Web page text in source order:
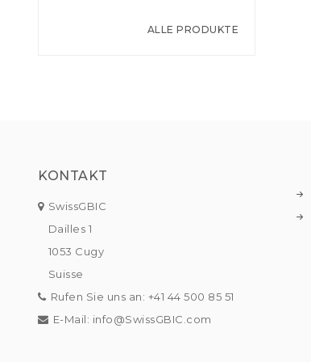
ALLE PRODUKTE
KONTAKT
SwissGBIC
Dailles 1
1053 Cugy
Suisse
Rufen Sie uns an: +41 44 500 85 51
E-Mail: info@SwissGBIC.com